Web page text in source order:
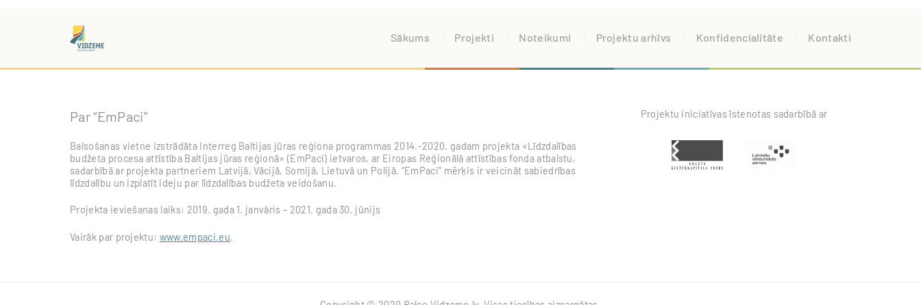
Sākums Projekti Noteikumi Projektu arhīvs Konfidencialitāte Kontakti
Par “EmPaci”
Balsošanas vietne izstrādāta Interreg Baltijas jūras reģiona programmas 2014.-2020. gadam projekta «Līdzdalības
budžeta procesa attīstība Baltijas jūras reģionā» (EmPaci) ietvaros, ar Eiropas Reģionālā attīstības fonda atbalstu,
sadarbībā ar projekta partneriem Latvijā, Vācijā, Somijā, Lietuvā un Polijā. “EmPaci” mērķis ir veicināt sabiedrības
līdzdalību un izplatīt ideju par līdzdalības budžeta veidošanu.
Projekta ieviešanas laiks: 2019. gada 1. janvāris – 2021. gada 30. jūnijs
Vairāk par projektu: www.empaci.eu.
Projektu iniciatīvas īstenotas sadarbībā ar